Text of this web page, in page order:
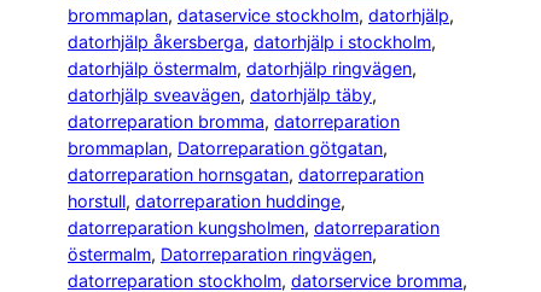
brommaplan, dataservice stockholm, datorhjälp
datorhjälp åkersberga, datorhjälp i stockholm
datorhjälp östermalm, datorhjälp ringvägen
datorhjälp sveavägen, datorhjälp täby
datorreparation bromma, datorreparation
brommaplan, Datorreparation götgatan
datorreparation hornsgatan, datorreparation
horstull, datorreparation huddinge
datorreparation kungsholmen, datorreparation
östermalm, Datorreparation ringvägen
datorreparation stockholm, datorservice bromma